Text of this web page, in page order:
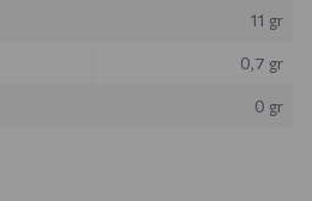
11 gr
0,7 gr
0 gr